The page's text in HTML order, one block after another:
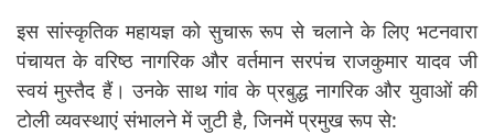
इस सांस्कृतिक महायज्ञ को सुचारू रूप से चलाने के लिए भटनवारा
पंचायत के वरिष्ठ नागरिक और वर्तमान सरपंच राजकुमार यादव जी
स्वयं मुस्तैद हैं। उनके साथ गांव के प्रबुद्ध नागरिक और युवाओं की
टोली व्यवस्थाएं संभालने में जुटी है, जिनमें प्रमुख रूप से: